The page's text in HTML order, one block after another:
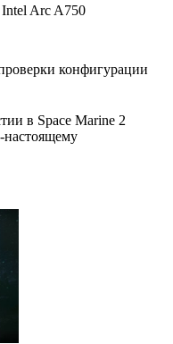
Arc A750
конфигурации
в Space Marine 2
настоящему